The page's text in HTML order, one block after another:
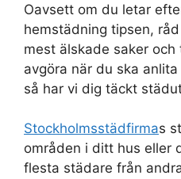
Oavsett om du letar
hemstädning tipsen,
mest älskade saker
avgöra när du ska
så har vi dig täckt
Stockholmsstädfirmas
områden i ditt hus eller
flesta städare från